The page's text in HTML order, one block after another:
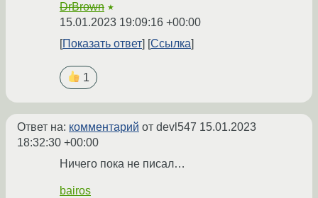
DrBrown ★
15.01.2023 19:09:16 +00:00
Показать ответ
Ссылка
1
Ответ на: комментарий от devl547 15.01.2023
18:32:30 +00:00
Ничего пока не писал…
bairos